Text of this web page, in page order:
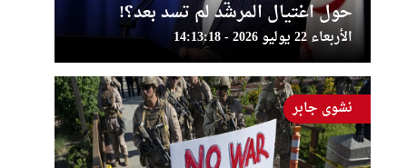
حول اغتيال المرشد لم تسد بعد؟!
الأربعاء 22 يوليو 2026 - 14:13:18
نشوى جابر